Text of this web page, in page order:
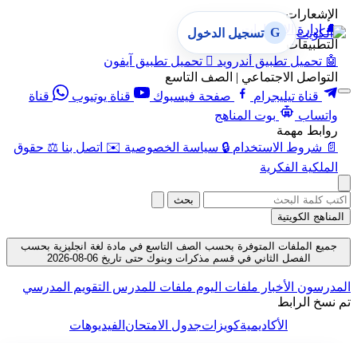
الإشعارات
🔔 إدارة الإشعارات
التطبيقات
🤖 تحميل تطبيق أندرويد  تحميل تطبيق آيفون
التواصل الاجتماعي | الصف التاسع
قناة تيليجرام
صفحة فيسبوك قناة يوتيوب
قناة
واتساب
بوت المناهج
روابط مهمة
📄 شروط الاستخدام 🔒 سياسة الخصوصية ✉️ اتصل بنا ⚖️ حقوق
الملكية الفكرية
G تسجيل الدخول
بحث
المناهج الكويتية
جميع الملفات المتوفرة بحسب الصف التاسع في مادة لغة انجليزية بحسب
الفصل الثاني في قسم مذكرات وبنوك حتى تاريخ 06-08-2026
المدرسون الأخبار ملفات اليوم ملفات للمدرس التقويم المدرسي
تم نسخ الرابط
الأكاديميةكويزاتجدول الامتحانالفيديوهات